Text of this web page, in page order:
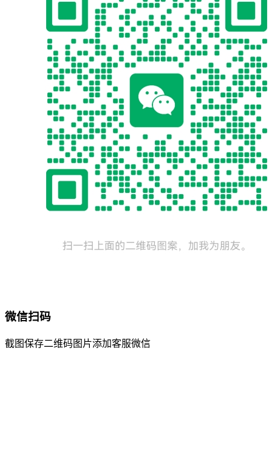
微信扫码
截图保存二维码图片添加客服微信